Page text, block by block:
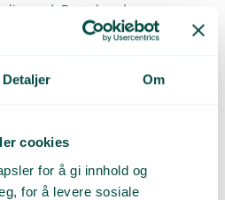
Detaljer Om
cookies
for å gi innhold og
for å levere sosiale
grad. Dette kan du som
og design for gjenvinning, kan
svart plastemballasje.